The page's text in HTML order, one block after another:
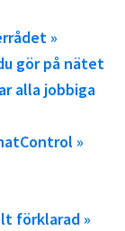
»
gör på nätet
alla jobbiga
»
förklarad »